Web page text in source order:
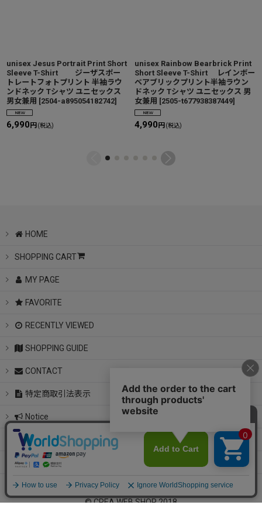
unisex Jesus Portrait Print Short
Sleeve T-Shirt ジーザスポー
トレートフォトプリント 半袖ラウ
ンドネック Tシャツ ユニセックス
男女兼用 [2504-a895054182742]
6,990 円 (税込)
unisex Rainbow Bearbrick Print
Short Sleeve T-Shirt レインボー
ベアブリックプリント半袖ラウン
ドネック Tシャツ ユニセックス 男
女兼用 [2505-t677938387449]
4,990 円 (税込)
HOME
SHOPPING CART
MY PAGE
FAVORITE
RECENTLY VIEWED
SHOPPING GUIDE
CONTACT
特定商取引法表示
Notice
instagram
LINE
© CREA WEB SHOP 2018